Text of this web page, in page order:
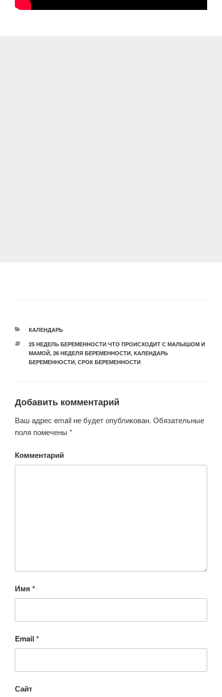
РУБРИКИ
КАЛЕНДАРЬ
МЕТКИ
25 НЕДЕЛЬ БЕРЕМЕННОСТИ ЧТО ПРОИСХОДИТ С МАЛЫШОМ И
МАМОЙ, 26 НЕДЕЛЯ БЕРЕМЕННОСТИ, КАЛЕНДАРЬ
БЕРЕМЕННОСТИ, СРОК БЕРЕМЕННОСТИ
Добавить комментарий
Ваш адрес email не будет опубликован. Обязательные
поля помечены *
Комментарий
Имя *
Email *
Сайт